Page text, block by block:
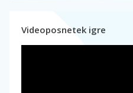
Videoposnetek igre